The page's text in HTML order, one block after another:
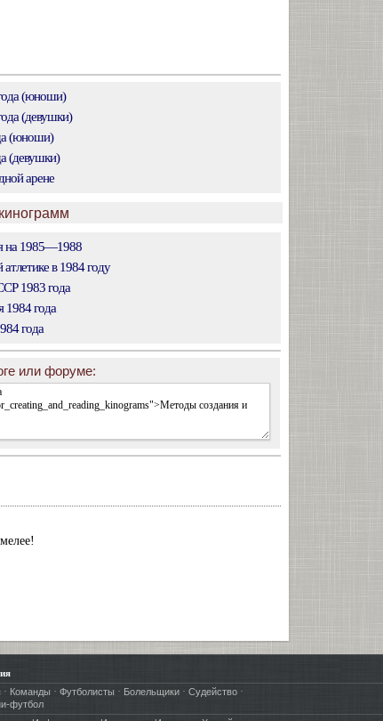
(юноши)
(девушки)
(юноши)
(девушки)
арене
на 1985—1988
в 1984 году
1983 года
1984 года
года
или форуме:
· Команды · Футболисты · Болельщики· Судейство·
футбол